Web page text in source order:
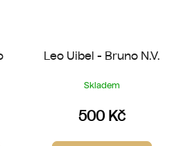
Leo Uibel - Bruno N.V.
Skladem
500 Kč